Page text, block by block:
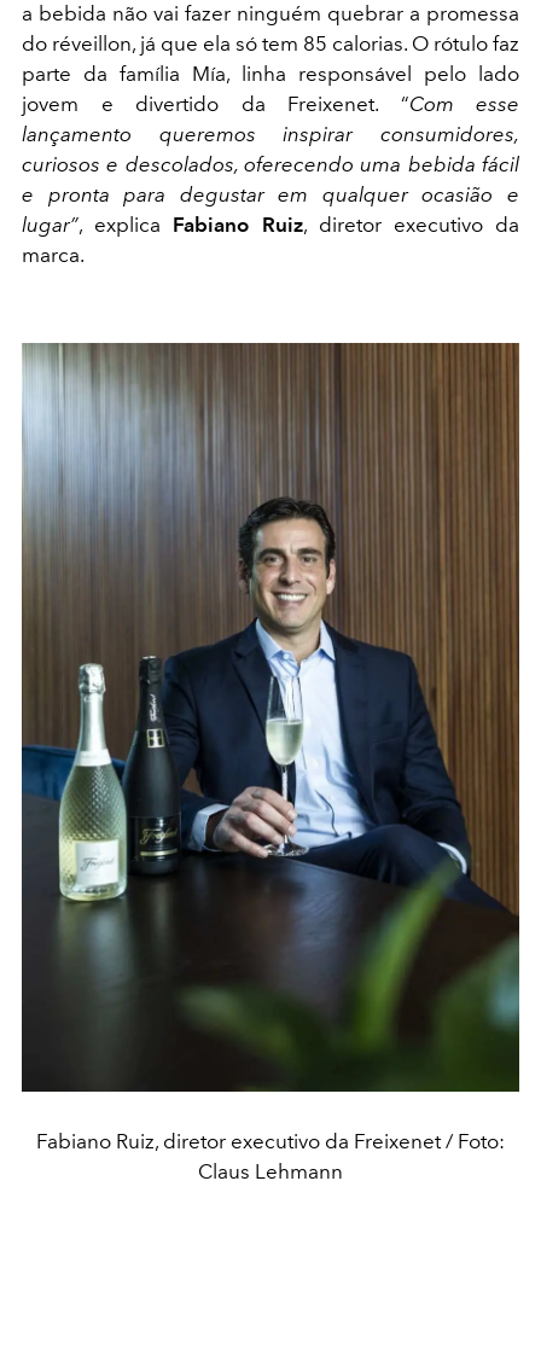
a bebida não vai fazer ninguém quebrar a promessa
do réveillon, já que ela só tem 85 calorias. O rótulo faz
parte da família Mía, linha responsável pelo lado
jovem e divertido da Freixenet. “Com esse
lançamento queremos inspirar consumidores,
curiosos e descolados, oferecendo uma bebida fácil
e pronta para degustar em qualquer ocasião e
lugar”, explica Fabiano Ruiz, diretor executivo da
marca.
Fabiano Ruiz, diretor executivo da Freixenet / Foto:
Claus Lehmann